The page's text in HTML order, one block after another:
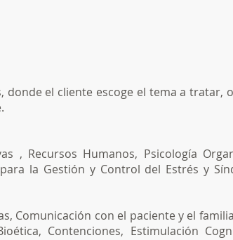
donde el cliente escoge el tema a tratar,
, Recursos Humanos, Psicología
la Gestión y Control del Estrés y
Comunicación con el paciente y el
Contenciones, Estimulación